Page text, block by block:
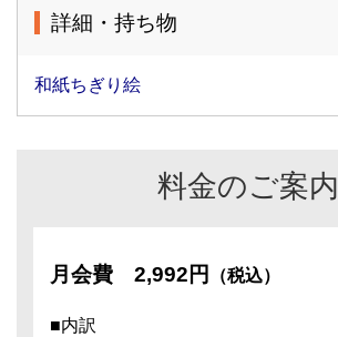
詳細・持ち物
和紙ちぎり絵
料金のご案内
月会費 2,992円 （税込）
■内訳